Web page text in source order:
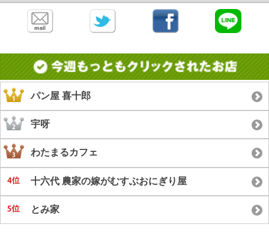
パン屋 喜十郎
宇呀
わたまるカフェ
十六代 農家の嫁がむすぶおにぎり屋
とみ家